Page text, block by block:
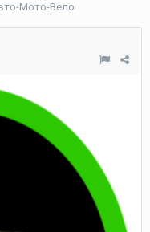
Мото-Вело